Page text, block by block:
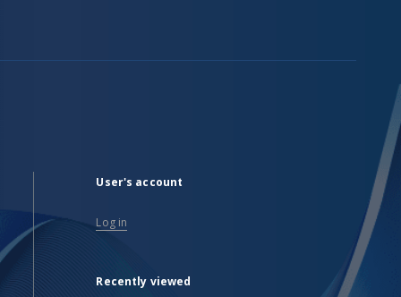
User's account
Log in
Recently viewed